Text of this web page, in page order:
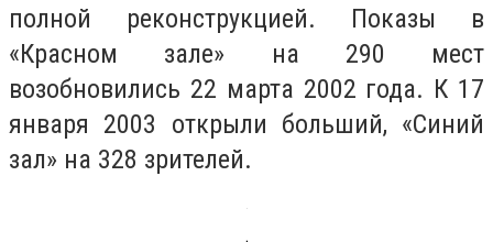
полной реконструкцией. Показы в
«Красном зале» на 290 мест
возобновились 22 марта 2002 года. К 17
января 2003 открыли больший, «Синий
зал» на 328 зрителей.